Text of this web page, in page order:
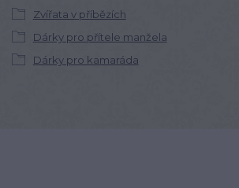
Zvířata v příbězích
Dárky pro přítele manžela
Dárky pro kamaráda